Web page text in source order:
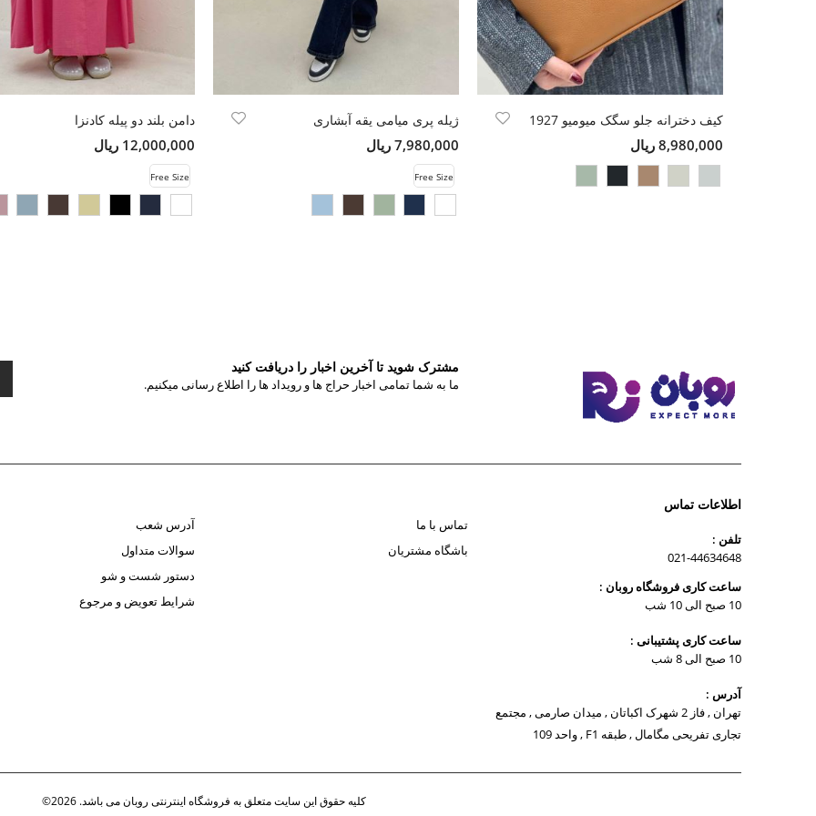
کیف دخترانه جلو سگک میومیو 1927
8,980,000 ریال
ژیله پری میامی یقه آبشاری
7,980,000 ریال
Free Size
دامن بلند دو پیله کادنزا
12,000,000 ریال
Free Size
مشترک شوید تا آخرین اخبار را دریافت کنید
ما به شما تمامی اخبار حراج ها و رویداد ها را اطلاع رسانی میکنیم.
اطلاعات تماس
تلفن :
021-44634648
ساعت کاری فروشگاه روبان :
10 صبح الی 10 شب
ساعت کاری پشتیبانی :
10 صبح الی 8 شب
آدرس :
تهران , فاز 2 شهرک اکباتان , میدان صارمی , مجتمع
تجاری تفریحی مگامال , طبقه F1 , واحد 109
تماس با ما
باشگاه مشتریان
آدرس شعب
سوالات متداول
دستور شست و شو
شرایط تعویض و مرجوع
کلیه حقوق این سایت متعلق به فروشگاه اینترنتی روبان می باشد. 2026©